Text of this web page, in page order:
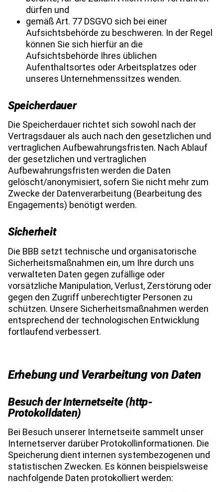
dürfen und
gemäß Art. 77 DSGVO sich bei einer
Aufsichtsbehörde zu beschweren. In der Regel
können Sie sich hierfür an die
Aufsichtsbehörde Ihres üblichen
Aufenthaltsortes oder Arbeitsplatzes oder
unseres Unternehmenssitzes wenden.
Speicherdauer
Die Speicherdauer richtet sich sowohl nach der
Vertragsdauer als auch nach den gesetzlichen und
vertraglichen Aufbewahrungsfristen. Nach Ablauf
der gesetzlichen und vertraglichen
Aufbewahrungsfristen werden die Daten
gelöscht/anonymisiert, sofern Sie nicht mehr zum
Zwecke der Datenverarbeitung (Bearbeitung des
Engagements) benötigt werden.
Sicherheit
Die BBB setzt technische und organisatorische
Sicherheitsmaßnahmen ein, um Ihre durch uns
verwalteten Daten gegen zufällige oder
vorsätzliche Manipulation, Verlust, Zerstörung oder
gegen den Zugriff unberechtigter Personen zu
schützen. Unsere Sicherheitsmaßnahmen werden
entsprechend der technologischen Entwicklung
fortlaufend verbessert.
Erhebung und Verarbeitung von Daten
Besuch der Internetseite (http-
Protokolldaten)
Bei Besuch unserer Internetseite sammelt unser
Internetserver darüber Protokollinformationen. Die
Speicherung dient internen systembezogenen und
statistischen Zwecken. Es können beispielsweise
nachfolgende Daten protokolliert werden: